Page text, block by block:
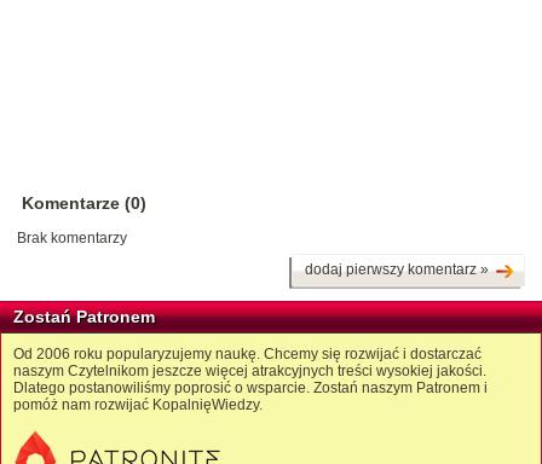
Komentarze (0)
Brak komentarzy
dodaj pierwszy komentarz »
Zostań Patronem
Od 2006 roku popularyzujemy naukę. Chcemy się rozwijać i dostarczać
naszym Czytelnikom jeszcze więcej atrakcyjnych treści wysokiej jakości.
Dlatego postanowiliśmy poprosić o wsparcie. Zostań naszym Patronem i
pomóż nam rozwijać KopalnięWiedzy.